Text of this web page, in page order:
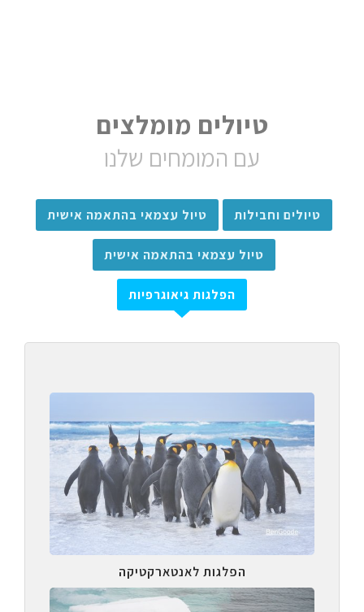
טיולים מומלצים
עם המומחים שלנו
טיולים וחבילות טיול עצמאי בהתאמה אישית
טיול עצמאי בהתאמה אישית
הפלגות גיאוגרפיות
הפלגות לאנטארקטיקה